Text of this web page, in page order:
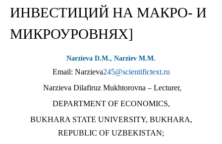
ИНВЕСТИЦИЙ НА МАКРО- И
МИКРОУРОВНЯХ]
Narzieva D.М., Narziev M.М.
Email: Narzieva245@scientifictext.ru
Narzieva Dilafiruz Mukhtorovna – Lecturer,
DEPARTMENT OF ECONOMICS,
BUKHARA STATE UNIVERSITY, BUKHARA,
REPUBLIC OF UZBEKISTAN;